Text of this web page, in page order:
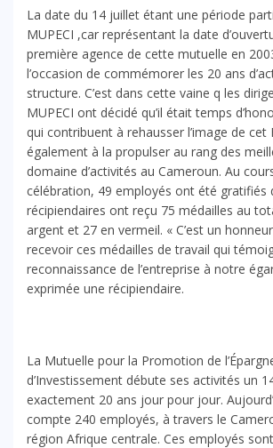
La date du 14 juillet étant une période
MUPECI ,car représentant la date
première agence de cette mutuelle en
l’occasion de commémorer les 20 ans
structure. C’est dans cette vaine q les
MUPECI ont décidé qu’il était temps
qui contribuent à rehausser l’image de cet
également à la propulser au rang des
domaine d’activités au Cameroun. Au
célébration, 49 employés ont été gratifiés
récipiendaires ont reçu 75 médailles au
argent et 27 en vermeil. « C’est un
recevoir ces médailles de travail qui
reconnaissance de l’entreprise à notre
exprimée une récipiendaire.
La Mutuelle pour la Promotion de
d’Investissement débute ses activités un
exactement 20 ans jour pour jour.
compte 240 employés, à travers le
région Afrique centrale. Ces employés